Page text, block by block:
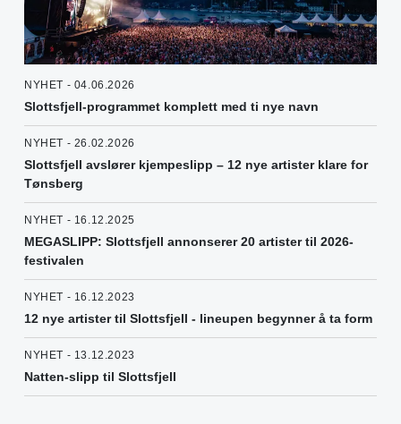
NYHET - 04.06.2026
Slottsfjell-programmet komplett med ti nye navn
NYHET - 26.02.2026
Slottsfjell avslører kjempeslipp – 12 nye artister klare for
Tønsberg
NYHET - 16.12.2025
MEGASLIPP: Slottsfjell annonserer 20 artister til 2026-
festivalen
NYHET - 16.12.2023
12 nye artister til Slottsfjell - lineupen begynner å ta form
NYHET - 13.12.2023
Natten-slipp til Slottsfjell